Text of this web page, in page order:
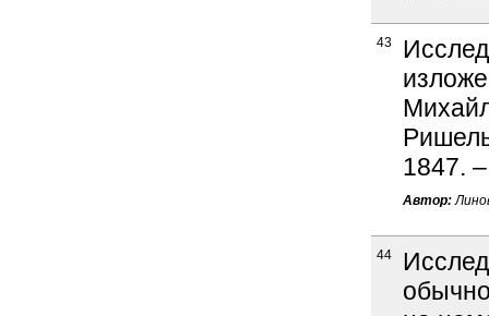
43
1847.
Автор:
44